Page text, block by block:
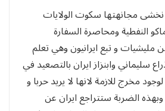
نخشى مجانهتها سكوت الولايات
النفطية ومحاصرة السفارة
مليشيات و تبع ايرانيون وهي تعلم
سليماني وابنزاز ايران بالتصعيد في
مخرج للازمة لانها لا يريد حربا و
وبهذه الضربة ستتراجع ايران عن